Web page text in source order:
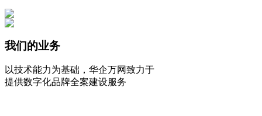
我们的业务
以技术能力为基础，华企万网致力于
提供数字化品牌全案建设服务